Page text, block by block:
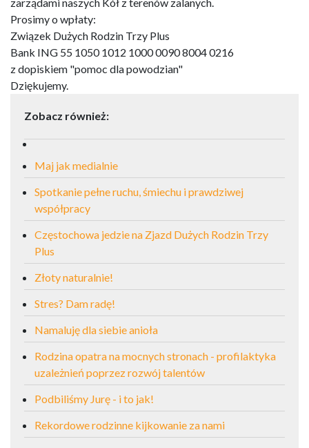
Prosimy o wpłaty:
Związek Dużych Rodzin Trzy Plus
Bank ING 55 1050 1012 1000 0090 8004 0216
z dopiskiem "pomoc dla powodzian"
Dziękujemy.
Zobacz również:
Maj jak medialnie
Spotkanie pełne ruchu, śmiechu i prawdziwej
współpracy
Częstochowa jedzie na Zjazd Dużych Rodzin Trzy
Plus
Złoty naturalnie!
Stres? Dam radę!
Namaluję dla siebie anioła
Rodzina opatra na mocnych stronach - profilaktyka
uzależnień poprzez rozwój talentów
Podbiliśmy Jurę - i to jak!
Rekordowe rodzinne kijkowanie za nami